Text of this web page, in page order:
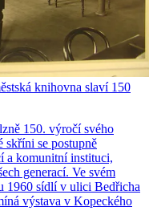
knihovna slaví 150
150. výročí svého
skříni se postupně
a komunitní instituci,
generací. Ve svém
1960 sídlí v ulici Bedřicha
výstava v Kopeckého